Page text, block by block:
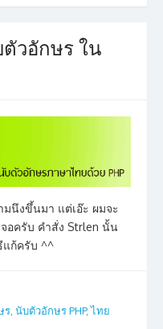
ตัวอักษร ใน
นึงขึ้นมา แต่เอ๊ะ ผมจะ
อครับ คำสั่ง Strlen นั้น
แก้ครับ ^^
ร นับตัวอักษร PHP,ไทย